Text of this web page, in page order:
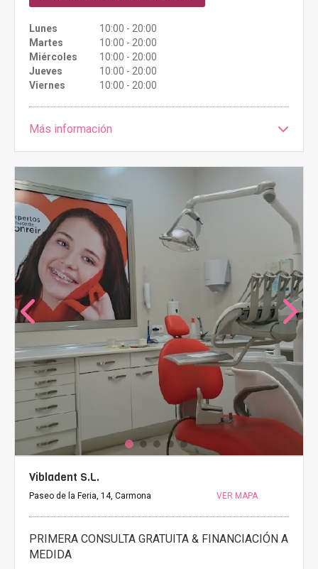
Lunes
10:00 - 20:00
Martes
10:00 - 20:00
Miércoles
10:00 - 20:00
Jueves
10:00 - 20:00
Viernes
10:00 - 20:00
Más información
Vibladent S.L.
Paseo de la Feria, 14, Carmona VER MAPA
PRIMERA CONSULTA GRATUITA & FINANCIACIÓN A
MEDIDA